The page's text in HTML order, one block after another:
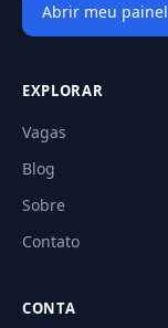
Abrir meu painel
EXPLORAR
Vagas
Blog
Sobre
Contato
CONTA